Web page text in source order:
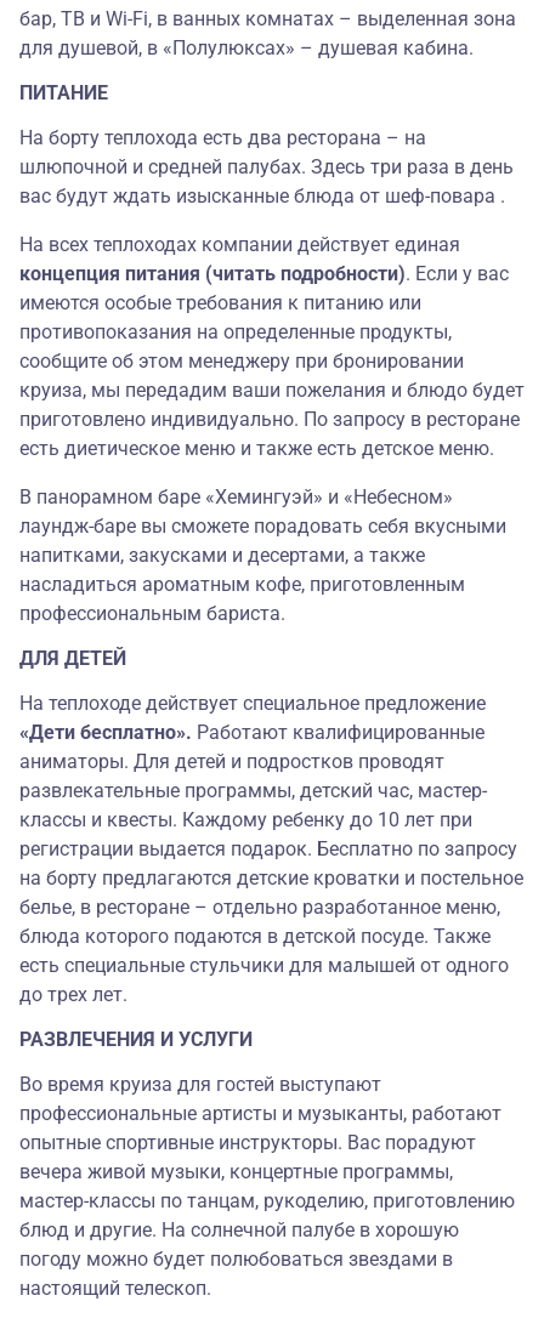
бар, ТВ и Wi-Fi, в ванных комнатах – выделенная зона
для душевой, в «Полулюксах» – душевая кабина.
ПИТАНИЕ
На борту теплохода есть два ресторана – на
шлюпочной и средней палубах. Здесь три раза в день
вас будут ждать изысканные блюда от шеф-повара .
На всех теплоходах компании действует единая
концепция питания (читать подробности). Если у вас
имеются особые требования к питанию или
противопоказания на определенные продукты,
сообщите об этом менеджеру при бронировании
круиза, мы передадим ваши пожелания и блюдо будет
приготовлено индивидуально. По запросу в ресторане
есть диетическое меню и также есть детское меню.
В панорамном баре «Хемингуэй» и «Небесном»
лаундж-баре вы сможете порадовать себя вкусными
напитками, закусками и десертами, а также
насладиться ароматным кофе, приготовленным
профессиональным бариста.
ДЛЯ ДЕТЕЙ
На теплоходе действует специальное предложение
«Дети бесплатно». Работают квалифицированные
аниматоры. Для детей и подростков проводят
развлекательные программы, детский час, мастер-
классы и квесты. Каждому ребенку до 10 лет при
регистрации выдается подарок. Бесплатно по запросу
на борту предлагаются детские кроватки и постельное
белье, в ресторане – отдельно разработанное меню,
блюда которого подаются в детской посуде. Также
есть специальные стульчики для малышей от одного
до трех лет.
РАЗВЛЕЧЕНИЯ И УСЛУГИ
Во время круиза для гостей выступают
профессиональные артисты и музыканты, работают
опытные спортивные инструкторы. Вас порадуют
вечера живой музыки, концертные программы,
мастер-классы по танцам, рукоделию, приготовлению
блюд и другие. На солнечной палубе в хорошую
погоду можно будет полюбоваться звездами в
настоящий телескоп.